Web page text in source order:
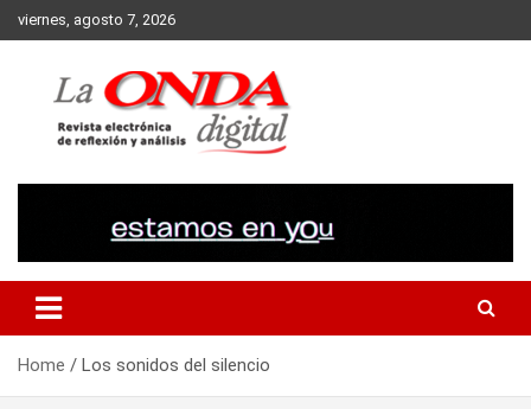
Skip
to
viernes, agosto 7, 2026
Home Los sonidos del silencio